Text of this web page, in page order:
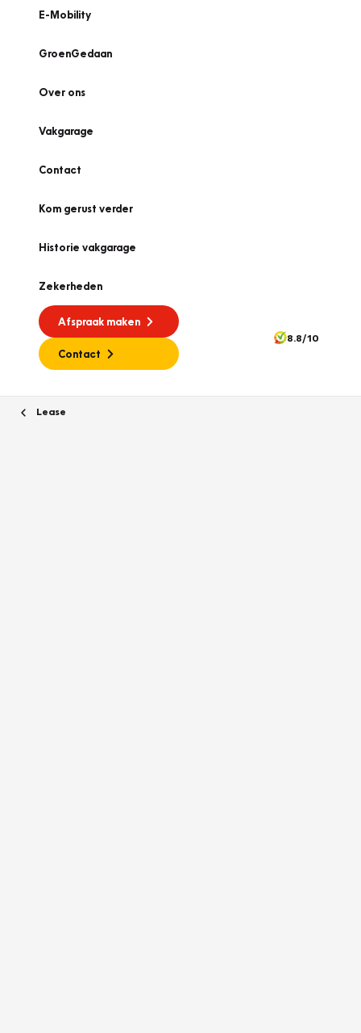
E-Mobility
GroenGedaan
Over ons
Vakgarage
Contact
Kom gerust verder
Historie vakgarage
Zekerheden
Afspraak maken
Contact
8.8/10
Lease